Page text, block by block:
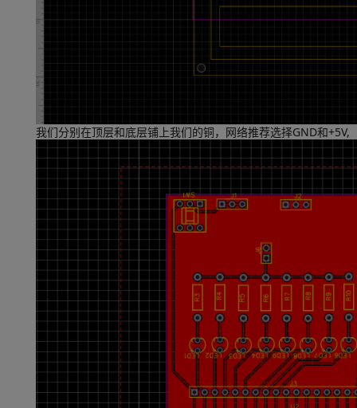
我们分别在顶层和底层铺上我们的铜，网络推荐选择GND和+5V,